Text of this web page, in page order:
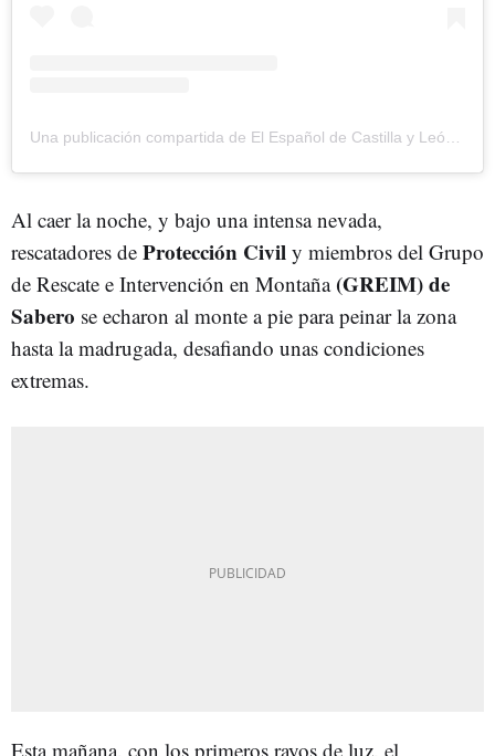
Al caer la noche, y bajo una intensa nevada,
rescatadores de Protección Civil y miembros del Grupo
de Rescate e Intervención en Montaña (GREIM) de
Sabero se echaron al monte a pie para peinar la zona
hasta la madrugada, desafiando unas condiciones
extremas.
Esta mañana, con los primeros rayos de luz, el